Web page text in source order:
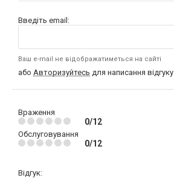
Введіть email:
Ваш e-mail не відображатиметься на сайті
або Авторизуйтесь для написання відгуку
Враження
0/12
Обслуговування
0/12
Відгук: